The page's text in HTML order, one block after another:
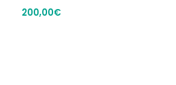
200,00€